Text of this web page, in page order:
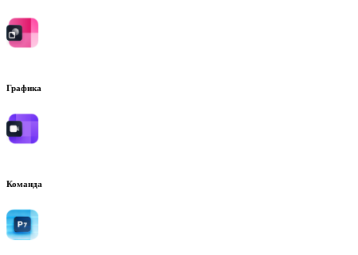
Графика
Команда